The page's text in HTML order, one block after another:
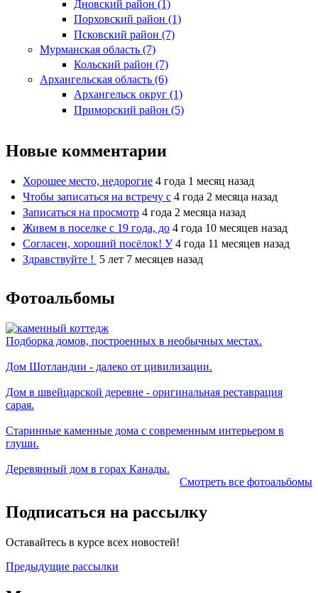
Дновский район (1)
Порховский район (1)
Псковский район (7)
Мурманская область (7)
Кольский район (7)
Архангельская область (6)
Архангельск округ (1)
Приморский район (5)
Новые комментарии
Хорошее место, недорогие 4 года 1 месяц назад
Чтобы записаться на встречу с 4 года 2 месяца назад
Записаться на просмотр 4 года 2 месяца назад
Живем в поселке с 19 года, до 4 года 10 месяцев назад
Согласен, хороший посёлок! У 4 года 11 месяцев назад
Здравствуйте ! 5 лет 7 месяцев назад
Фотоальбомы
Подборка домов, построенных в необычных местах.
Дом Шотландии - далеко от цивилизации.
Дом в швейцарской деревне - оригинальная реставрация
сарая.
Старинные каменные дома с современным интерьером в
глуши.
Деревянный дом в горах Канады.
Смотреть все фотоальбомы
Подписаться на рассылку
Оставайтесь в курсе всех новостей!
Предыдущие рассылки